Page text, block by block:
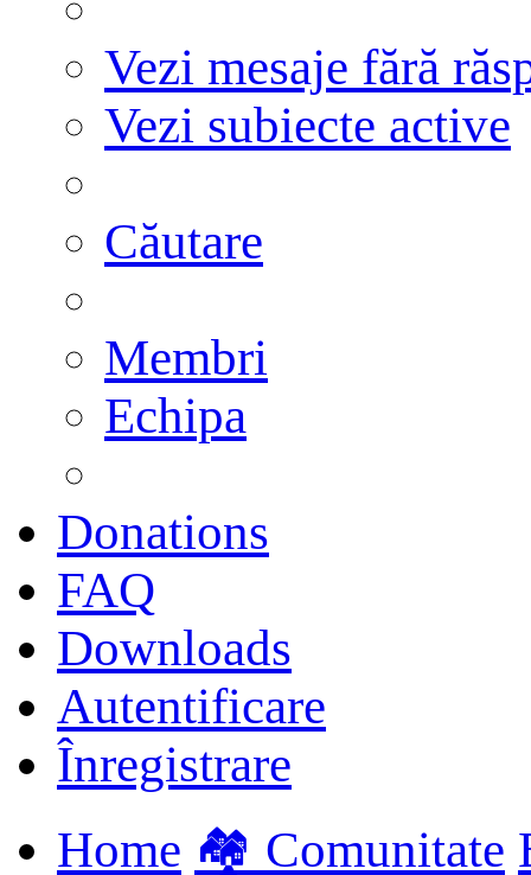
Vezi mesaje fără
Vezi subiecte active
Căutare
Membri
Echipa
Donations
FAQ
Downloads
Autentificare
Înregistrare
Home 🏘️ Comunitate